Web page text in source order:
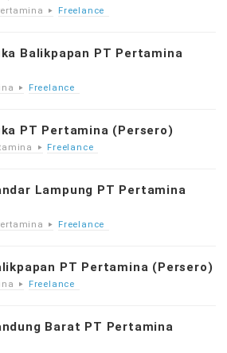
Freelance
Balikpapan PT Pertamina
Freelance
PT Pertamina (Persero)
Freelance
Lampung PT Pertamina
Freelance
PT Pertamina (Persero)
Freelance
Barat PT Pertamina